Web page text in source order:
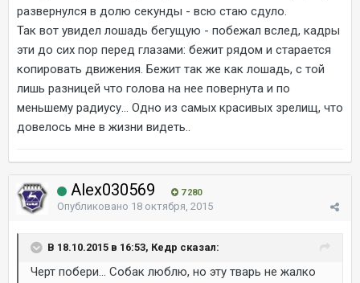
развернулся в долю секунды - всю стаю сдуло.
Так вот увидел лошадь бегущую - побежал вслед, кадры
эти до сих пор перед глазами: бежит рядом и старается
копировать движения. Бежит так же как лошадь, с той
лишь разницей что голова на нее повернута и по
меньшему радиусу... Одно из самых красивых зрелищ, что
довелось мне в жизни видеть..
Alex030569 7 280
Опубликовано 18 октября, 2015
В 18.10.2015 в 16:53, Кедр сказал:
Черт побери... Собак люблю, но эту тварь не жалко